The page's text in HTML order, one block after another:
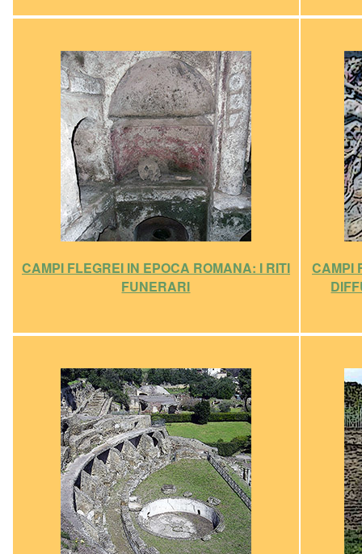
CAMPI FLEGREI IN EPOCA ROMANA: I RITI
FUNERARI
CAMPI